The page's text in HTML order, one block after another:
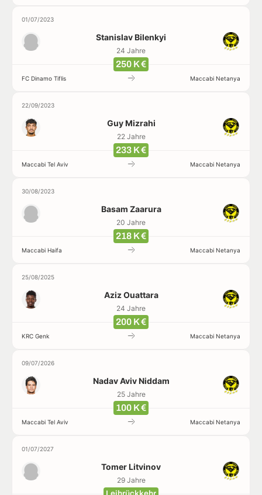
01/07/2023
Stanislav Bilenkyi
24 Jahre
250 K €
FC Dinamo Tiflis Maccabi Netanya
22/09/2023
Guy Mizrahi
22 Jahre
233 K €
Maccabi Tel Aviv Maccabi Netanya
30/08/2023
Basam Zaarura
20 Jahre
218 K €
Maccabi Haifa Maccabi Netanya
25/08/2025
Aziz Ouattara
24 Jahre
200 K €
KRC Genk Maccabi Netanya
09/07/2026
Nadav Aviv Niddam
25 Jahre
100 K €
Maccabi Tel Aviv Maccabi Netanya
01/07/2027
Tomer Litvinov
29 Jahre